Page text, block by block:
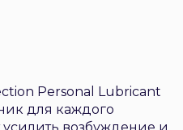
Personal Lubricant
для каждого